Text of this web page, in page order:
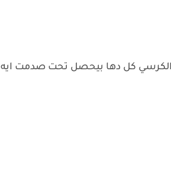
كل دها بيحصل تحت صدمت ايه